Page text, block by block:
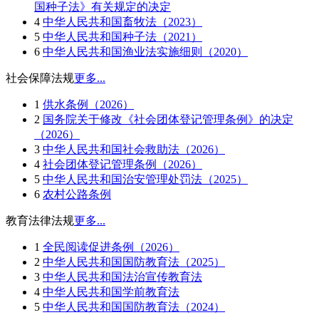
国种子法》有关规定的决定
4 中华人民共和国畜牧法（2023）
5 中华人民共和国种子法（2021）
6 中华人民共和国渔业法实施细则（2020）
社会保障法规更多...
1 供水条例（2026）
2 国务院关于修改《社会团体登记管理条例》的决定
（2026）
3 中华人民共和国社会救助法（2026）
4 社会团体登记管理条例（2026）
5 中华人民共和国治安管理处罚法（2025）
6 农村公路条例
教育法律法规更多...
1 全民阅读促进条例（2026）
2 中华人民共和国国防教育法（2025）
3 中华人民共和国法治宣传教育法
4 中华人民共和国学前教育法
5 中华人民共和国国防教育法（2024）